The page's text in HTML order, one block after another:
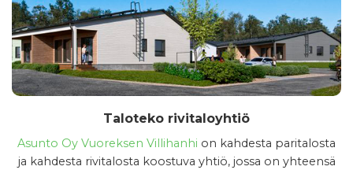
Taloteko rivitaloyhtiö
Asunto Oy Vuoreksen Villihanhi on kahdesta paritalosta
ja kahdesta rivitalosta koostuva yhtiö, jossa on yhteensä